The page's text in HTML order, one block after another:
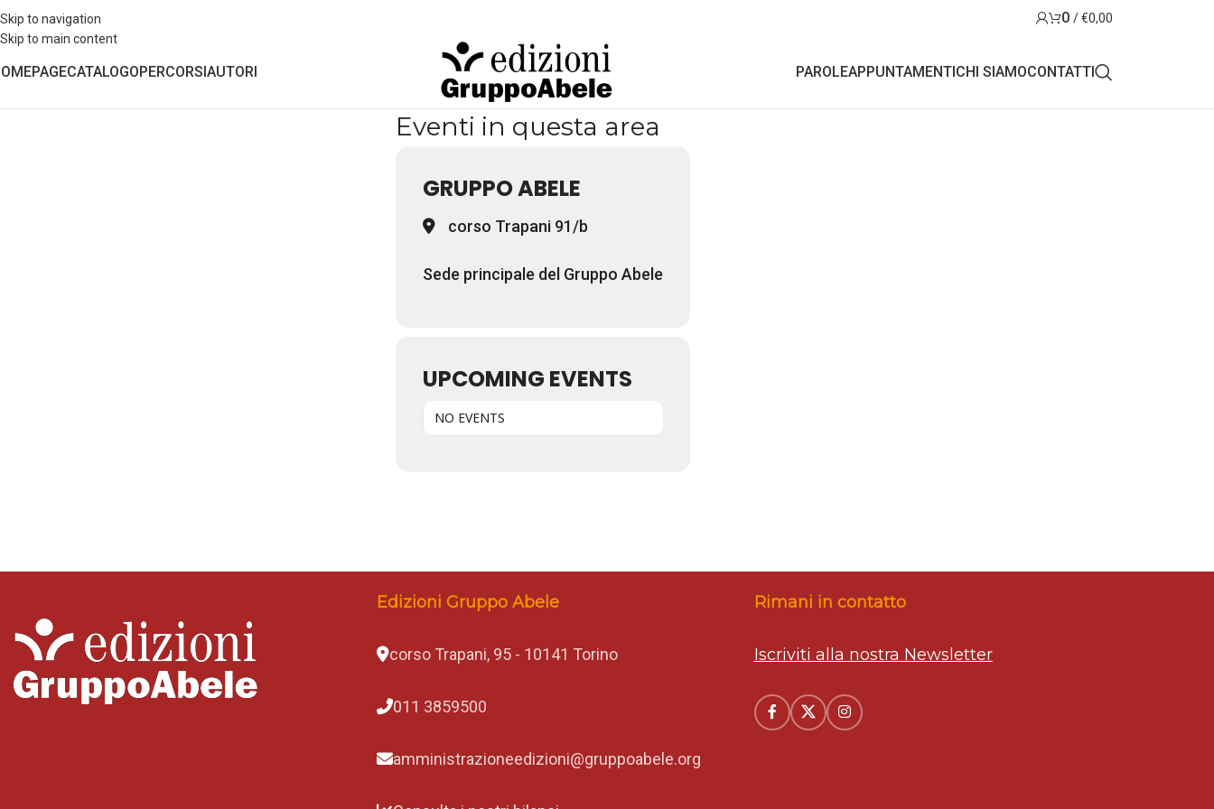
Skip to navigation
Skip to main content
0 /€0,00
CATALOGOPERCORSIAUTORI PAROLEAPPUNTAMENTICHI SIAMOCONTATTI
Eventi in questa area
GRUPPO ABELE
corso Trapani 91/b
Sede principale del Gruppo Abele
UPCOMING EVENTS
NO EVENTS
Edizioni Gruppo Abele
corso Trapani, 95 - 10141 Torino
011 3859500
amministrazioneedizioni@gruppoabele.org
Rimani in contatto
Iscriviti alla nostra Newsletter